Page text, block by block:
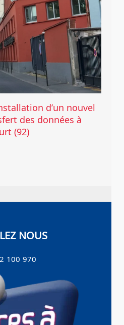
d’un nouvel
des données à
(92)
NOUS
100 970